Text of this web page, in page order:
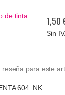
de tinta
1,50
para este
604 INK